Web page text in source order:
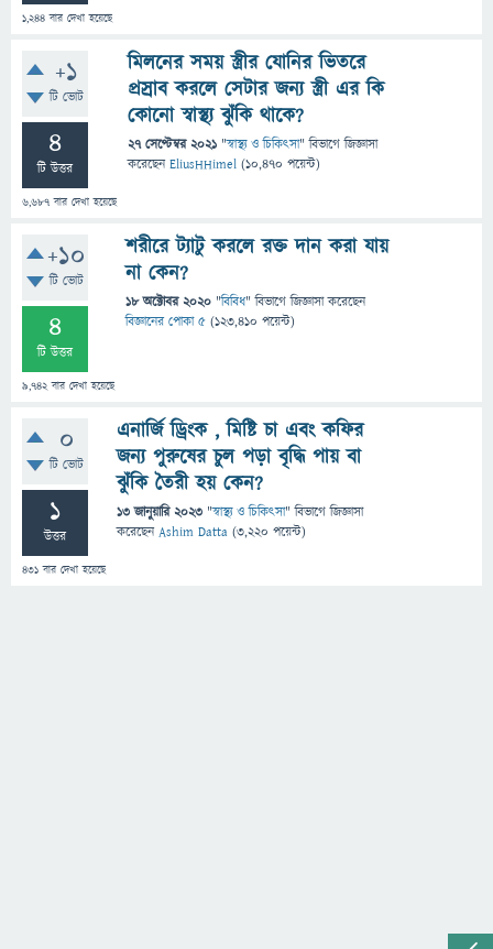
1,244 বার দেখা হয়েছে
+1
টি ভোট
4
টি উত্তর
6,687 বার দেখা হয়েছে
মিলনের সময় স্ত্রীর যোনির ভিতরে
প্রস্রাব করলে সেটার জন্য স্ত্রী এর কি
কোনো স্বাস্থ্য ঝুঁকি থাকে?
27 সেপ্টেম্বর 2021 "স্বাস্থ্য ও চিকিৎসা" বিভাগে জিজ্ঞাসা
করেছেনEliusHHimel (10,470 পয়েন্ট)
+10
টি ভোট
4
টি উত্তর
9,742বার দেখা হয়েছে
শরীরে ট্যাটু করলে রক্ত দান করা যায়
না কেন?
18 অক্টোবর 2020 "বিবিধ" বিভাগে জিজ্ঞাসাকরেছেন
বিজ্ঞানের পোকা ৫ (123,410 পয়েন্ট)
0
টি ভোট
1
উত্তর
431 বার দেখা হয়েছে
এনার্জি ড্রিংক , মিষ্টি চা এবং কফির
জন্য পুরুষের চুল পড়া বৃদ্ধি পায় বা
ঝুঁকি তৈরী হয় কেন?
13 জানুয়ারি 2023 "স্বাস্থ্য ও চিকিৎসা" বিভাগে জিজ্ঞাসা
করেছেনAshim Datta (3,220 পয়েন্ট)